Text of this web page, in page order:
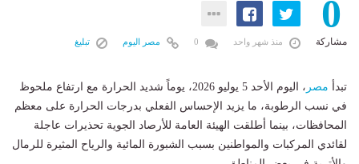
0
مشاركة منذ شهر واحد مصر اليوم تبليغ
تبدأ مصر
، اليوم الأحد 5 يوليو 2026، يوماً شديد الحرارة مع ارتفاع ملحوظ
في نسب الرطوبة، ما يزيد الإحساس الفعلي بدرجات الحرارة على معظم
المحافظات، بينما أطلقت الهيئة العامة للأرصاد الجوية تحذيرات عاجلة
لقائدي المركبات والمواطنين بسبب الشبورة المائية والرياح المثيرة للرمال